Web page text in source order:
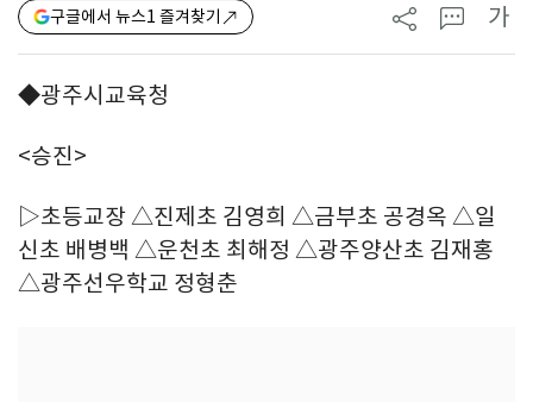
구글에서 뉴스1 즐겨찾기 가
◆광주시교육청
<승진>
▷초등교장 △진제초 김영희 △금부초 공경옥 △일
신초 배병백 △운천초 최해정 △광주양산초 김재홍
△광주선우학교 정형춘